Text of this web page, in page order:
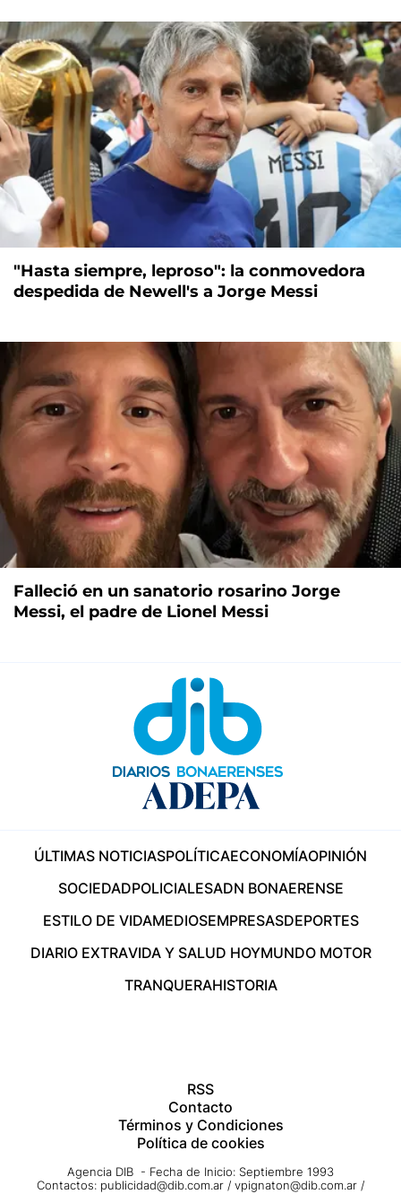
"Hasta siempre, leproso": la conmovedora
despedida de Newell's a Jorge Messi
Falleció en un sanatorio rosarino Jorge
Messi, el padre de Lionel Messi
ÚLTIMAS NOTICIASPOLÍTICAECONOMÍAOPINIÓN
SOCIEDADPOLICIALESADN BONAERENSE
ESTILO DE VIDAMEDIOSEMPRESASDEPORTES
DIARIO EXTRAVIDA Y SALUD HOYMUNDO MOTOR
TRANQUERAHISTORIA
RSS
Contacto
Términos y Condiciones
Política de cookies
Agencia DIB - Fecha de Inicio: Septiembre 1993
Contactos: publicidad@dib.com.ar / vpignaton@dib.com.ar /